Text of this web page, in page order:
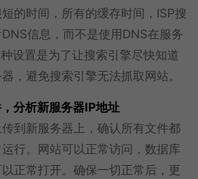
的时间，所有的缓存时间，ISP搜
信息，而不是使用DNS在服务
设置是为了让搜索引擎尽快知道
，避免搜索引擎无法抓取网站。
分析新服务器IP地址
到新服务器上，确认所有文件都
行。网站可以正常访问，数据库
正常打开。确保一切正常后，更